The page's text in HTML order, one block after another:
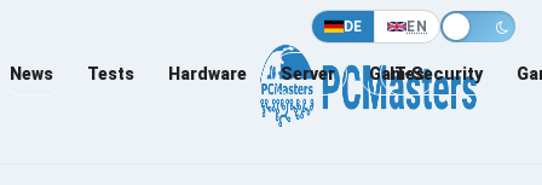
DE EN
News Tests Hardware Server Games
IT-Security